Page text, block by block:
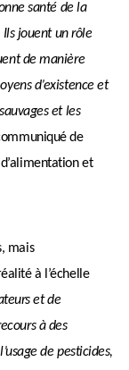
santé de la
jouent un rôle
de manière
d’existence et
et les
de
et
mais
à l’échelle
et de
à des
de pesticides,